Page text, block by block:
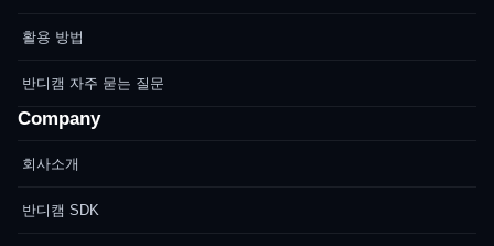
활용 방법
반디캠 자주 묻는 질문
Company
회사소개
반디캠 SDK